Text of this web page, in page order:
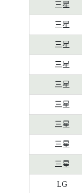
三星
三星
三星
三星
三星
三星
三星
三星
三星
LG